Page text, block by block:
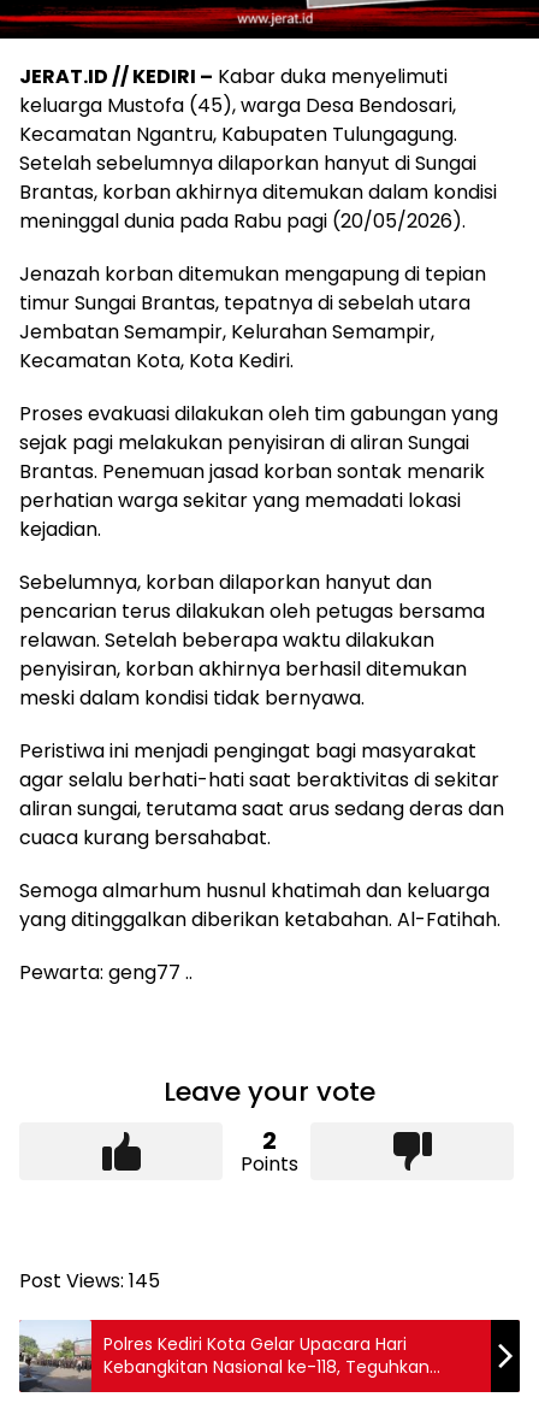
JERAT.ID // KEDIRI – Kabar duka menyelimuti
keluarga Mustofa (45), warga Desa Bendosari,
Kecamatan Ngantru, Kabupaten Tulungagung.
Setelah sebelumnya dilaporkan hanyut di Sungai
Brantas, korban akhirnya ditemukan dalam kondisi
meninggal dunia pada Rabu pagi (20/05/2026).
Jenazah korban ditemukan mengapung di tepian
timur Sungai Brantas, tepatnya di sebelah utara
Jembatan Semampir, Kelurahan Semampir,
Kecamatan Kota, Kota Kediri.
Proses evakuasi dilakukan oleh tim gabungan yang
sejak pagi melakukan penyisiran di aliran Sungai
Brantas. Penemuan jasad korban sontak menarik
perhatian warga sekitar yang memadati lokasi
kejadian.
Sebelumnya, korban dilaporkan hanyut dan
pencarian terus dilakukan oleh petugas bersama
relawan. Setelah beberapa waktu dilakukan
penyisiran, korban akhirnya berhasil ditemukan
meski dalam kondisi tidak bernyawa.
Peristiwa ini menjadi pengingat bagi masyarakat
agar selalu berhati-hati saat beraktivitas di sekitar
aliran sungai, terutama saat arus sedang deras dan
cuaca kurang bersahabat.
Semoga almarhum husnul khatimah dan keluarga
yang ditinggalkan diberikan ketabahan. Al-Fatihah.
Pewarta: geng77 ..
Leave your vote
2
Points
Post Views: 145
Polres Kediri Kota Gelar Upacara Hari
Kebangkitan Nasional ke-118, Teguhkan
Semangat Jaga Tunas Bangsa Demi